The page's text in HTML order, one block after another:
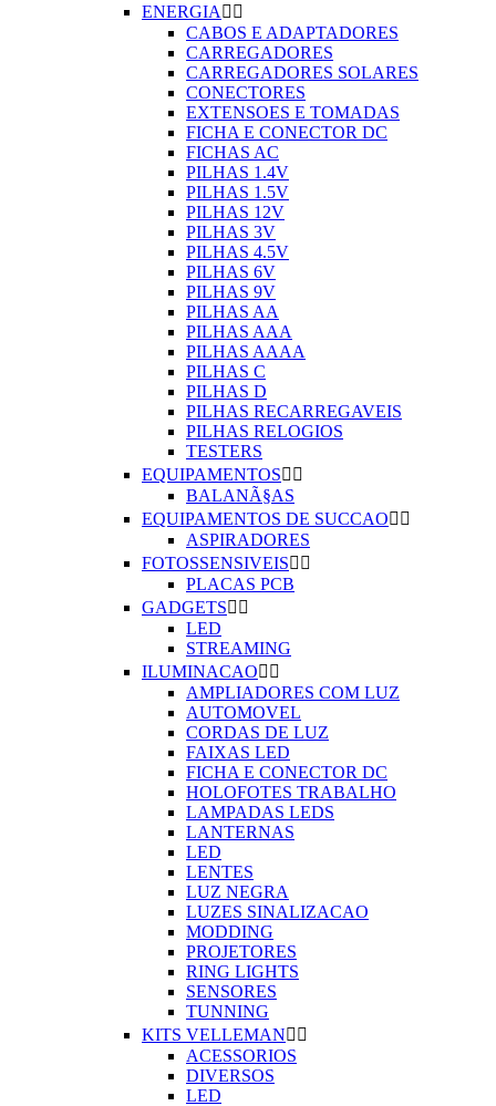
ENERGIA  
CABOS E ADAPTADORES
CARREGADORES
CARREGADORES SOLARES
CONECTORES
EXTENSOES E TOMADAS
FICHA E CONECTOR DC
FICHAS AC
PILHAS 1.4V
PILHAS 1.5V
PILHAS 12V
PILHAS 3V
PILHAS 4.5V
PILHAS 6V
PILHAS 9V
PILHAS AA
PILHAS AAA
PILHAS AAAA
PILHAS C
PILHAS D
PILHAS RECARREGAVEIS
PILHAS RELOGIOS
TESTERS
EQUIPAMENTOS 
BALANÃ§AS
EQUIPAMENTOS DE SUCCAO 
ASPIRADORES
FOTOSSENSIVEIS 
PLACAS PCB
GADGETS 
LED
STREAMING
ILUMINACAO 
AMPLIADORES COM LUZ
AUTOMOVEL
CORDAS DE LUZ
FAIXAS LED
FICHA E CONECTOR DC
HOLOFOTES TRABALHO
LAMPADAS LEDS
LANTERNAS
LED
LENTES
LUZ NEGRA
LUZES SINALIZACAO
MODDING
PROJETORES
RING LIGHTS
SENSORES
TUNNING
KITS VELLEMAN 
ACESSORIOS
DIVERSOS
LED